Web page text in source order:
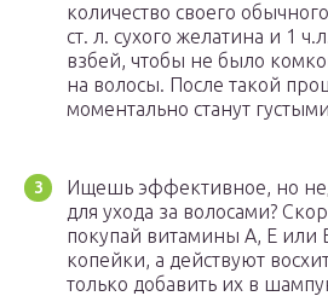
количество своего
ст. л. сухого желатина и 1
взбей, чтобы не было
на волосы. После такой
моментально станут
Ищешь эффективное, но
для ухода за волосами?
покупай витамины А, Е или
копейки, а действуют
только добавить их в